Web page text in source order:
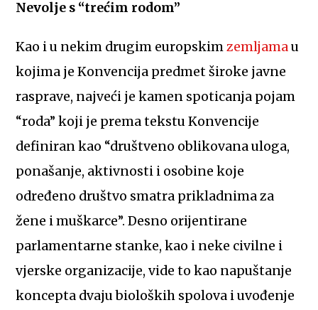
Nevolje s “trećim rodom”
Kao i u nekim drugim europskimzemljamau
kojima je Konvencija predmet široke javne
rasprave, najveći je kamen spoticanja pojam
“roda” koji je prema tekstu Konvencije
definiran kao “društveno oblikovana uloga,
ponašanje, aktivnosti i osobine koje
određeno društvo smatra prikladnima za
žene i muškarce”. Desno orijentirane
parlamentarne stanke, kao i neke civilne i
vjerske organizacije, vide to kao napuštanje
koncepta dvaju bioloških spolova i uvođenje